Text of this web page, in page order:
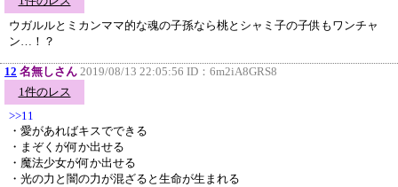
ウガルルとミカンママ的な魂の子孫なら桃とシャミ子の子供もワンチャ
ン…！？
12 名無しさん 2019/08/13 22:05:56 ID： 6m2iA8GRS8
1件のレス
>>11
・愛があればキスでできる
・まぞくが何か出せる
・魔法少女が何か出せる
・光の力と闇の力が混ざると生命が生まれる